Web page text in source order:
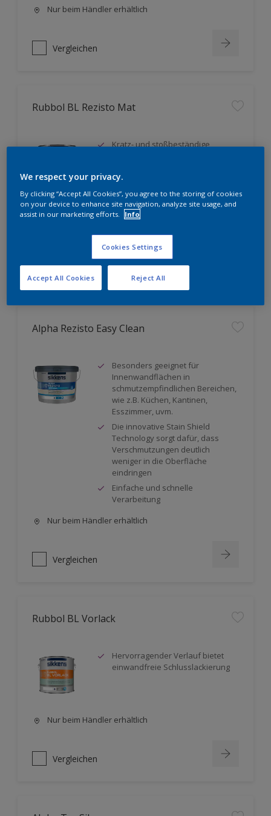
Nur beim Händler erhältlich
Vergleichen
Rubbol BL Rezisto Mat
Kratz- und stoßbeständige
Standvermögen
Mattes Oberflächenfinish, hoher
Weißgrad
Vergleichen
Alpha Rezisto Easy Clean
Besonders geeignet für
Innenwandflächen in
schmutzempfindlichen Bereichen,
wie z.B. Küchen, Kantinen,
Esszimmer, uvm.
Die innovative Stain Shield
Technology sorgt dafür, dass
Verschmutzungen deutlich
weniger in die Oberfläche
eindringen
Einfache und schnelle
Verarbeitung
Nur beim Händler erhältlich
Vergleichen
Rubbol BL Vorlack
Hervorragender Verlauf bietet
einwandfreie Schlusslackierung
Nur beim Händler erhältlich
Vergleichen
We respect your privacy.
By clicking “Accept All Cookies”, you agree to the storing of cookies
on your device to enhance site navigation, analyze site usage, and
assist in our marketing efforts.
Info
Cookies Settings
Reject All
Accept All Cookies